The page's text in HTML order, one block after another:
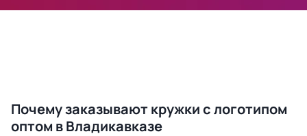
Почему заказывают кружки с логотипом
оптом в Владикавказе